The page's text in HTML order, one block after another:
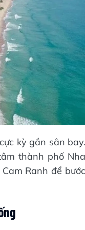
kỳ gần sân bay.
thành phố Nha
Ranh để bước